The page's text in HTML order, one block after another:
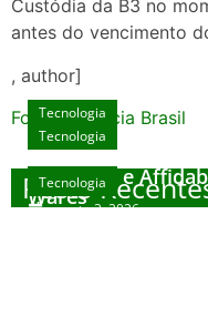
Custódia da B3 no
antes do vencimento
, author]
Fonte: Agencia Brasil
Posts
Tecnologia
Unlock Exclusive
House
agosto 3, 2026
Tecnologia
Sicurezza e
Wares
Tecnologia
Tecnologia